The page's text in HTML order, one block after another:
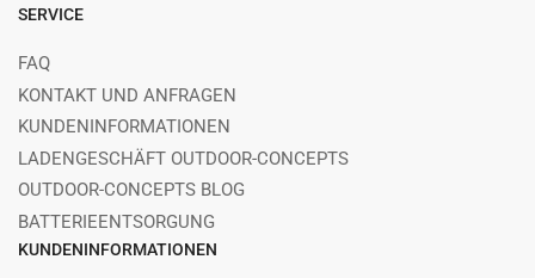
SERVICE
FAQ
KONTAKT UND ANFRAGEN
KUNDENINFORMATIONEN
LADENGESCHÄFT OUTDOOR-CONCEPTS
OUTDOOR-CONCEPTS BLOG
BATTERIEENTSORGUNG
KUNDENINFORMATIONEN